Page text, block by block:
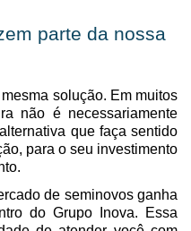
parte da nossa
solução. Em muitos
não é necessariamente
que faça sentido
para o seu investimento
de seminovos ganha
do Grupo Inova. Essa